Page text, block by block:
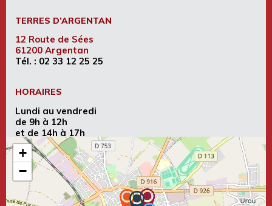
TERRES D’ARGENTAN
12 Route de Sées
61200 Argentan
Tél. : 02 33 12 25 25
HORAIRES
Lundi au vendredi
de 9h à 12h
et de 14h à 17h
+
−